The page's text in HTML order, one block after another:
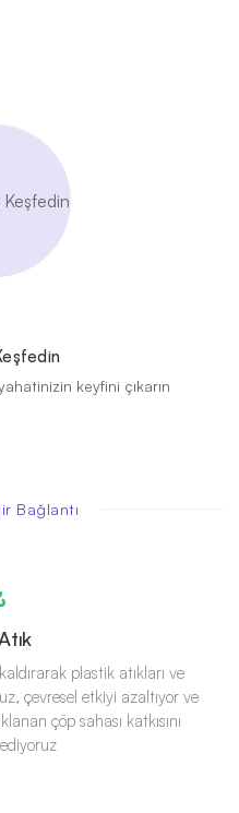
keyfini çıkarın
Bağlantı
plastik atıkları ve
çevresel etkiyi azaltıyor ve
çöp sahası katkısını